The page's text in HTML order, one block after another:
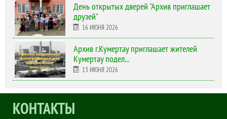
День открытых дверей "Архив приглашает
друзей"
16 ИЮНЯ 2026
Архив г.Кумертау приглашает жителей
Кумертау подел...
13 ИЮНЯ 2026
КОНТАКТЫ